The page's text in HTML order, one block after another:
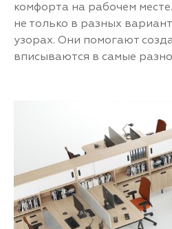
комфорта на рабочем
не только в разных
узорах. Они помогают
вписываются в самые